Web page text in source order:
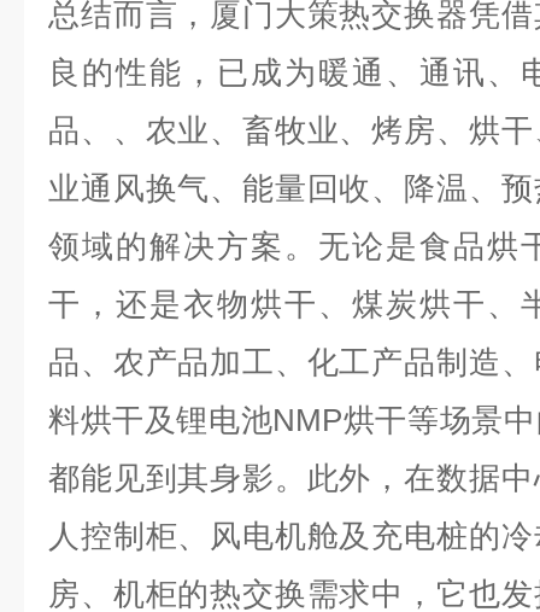
总结而言，厦门大策热交换器凭
良的性能，已成为暖通、通讯、
品、、农业、畜牧业、烤房、烘
业通风换气、能量回收、降温、
领域的解决方案。无论是食品烘
干，还是衣物烘干、煤炭烘干、
品、农产品加工、化工产品制造
料烘干及锂电池NMP烘干等场景
都能见到其身影。此外，在数据
人控制柜、风电机舱及充电桩的
房、机柜的热交换需求中，它也